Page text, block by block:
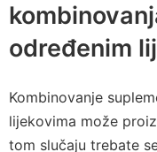
određenim
Kombinovanje
lijekovima može
tom slučaju trebate